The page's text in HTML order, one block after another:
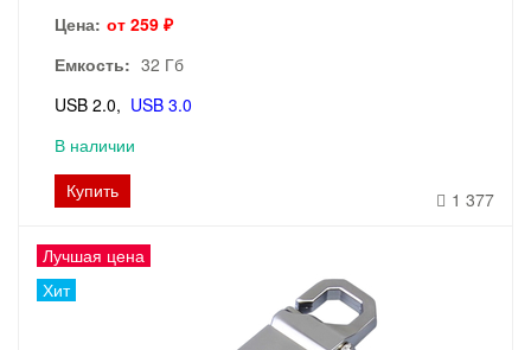
Цена: от 259 ₽
Емкость: 32 Гб
USB 2.0
USB 3.0
В наличии
Купить
1 377
Лучшая цена
Хит